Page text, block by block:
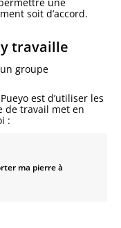
soit d’accord.
travaille
groupe
est d’utiliser les
de travail met en
:
ma pierre à